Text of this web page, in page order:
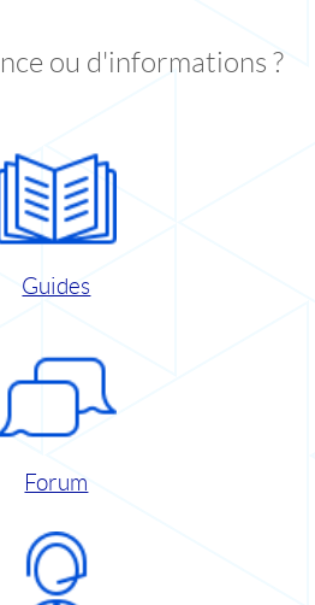
ou d'informations ?
Guides
Forum